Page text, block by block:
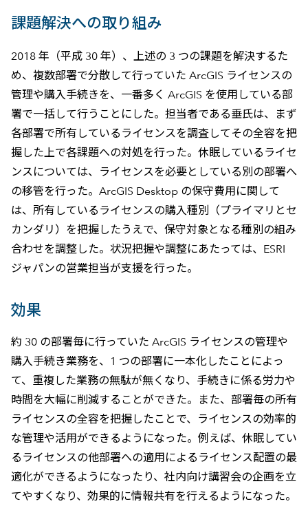
課題解決への取り組み
2018 年（平成 30 年）、上述の 3 つの課題を解決するた
め、複数部署で分散して行っていた ArcGIS ライセンスの
管理や購入手続きを、一番多く ArcGIS を使用している部
署で一括して行うことにした。担当者である垂氏は、まず
各部署で所有しているライセンスを調査してその全容を把
握した上で各課題への対処を行った。休眠しているライセ
ンスについては、ライセンスを必要としている別の部署へ
の移管を行った。ArcGIS Desktop の保守費用に関して
は、所有しているライセンスの購入種別（プライマリとセ
カンダリ）を把握したうえで、保守対象となる種別の組み
合わせを調整した。状況把握や調整にあたっては、ESRI
ジャパンの営業担当が支援を行った。
効果
約 30 の部署毎に行っていた ArcGIS ライセンスの管理や
購入手続き業務を、1 つの部署に一本化したことによっ
て、重複した業務の無駄が無くなり、手続きに係る労力や
時間を大幅に削減することができた。また、部署毎の所有
ライセンスの全容を把握したことで、ライセンスの効率的
な管理や活用ができるようになった。例えば、休眠してい
るライセンスの他部署への適用によるライセンス配置の最
適化ができるようになったり、社内向け講習会の企画を立
てやすくなり、効果的に情報共有を行えるようになった。